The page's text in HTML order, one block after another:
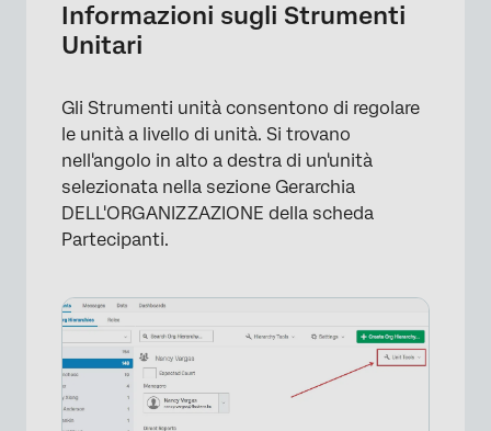
Informazioni sugli Strumenti
Unitari
Gli Strumenti unità consentono di regolare
le unità a livello di unità. Si trovano
nell'angolo in alto a destra di un'unità
selezionata nella sezione Gerarchia
DELL'ORGANIZZAZIONE della scheda
Partecipanti.